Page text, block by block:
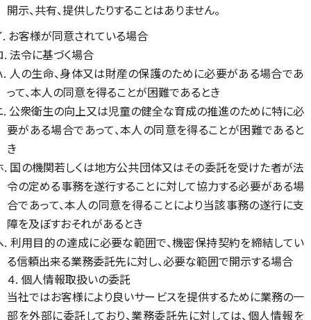
開示、共有、提供したりすることはありません。
. お客様が同意されている場合
. 法令に基づく場合
. 人の生命、身体又は財産の保護のために必要がある場合であ
って、本人の同意を得ることが困難であるとき
. 公衆衛生の向上又は児童の健全な育成の推進のために特に必
要がある場合であって、本人の同意を得ることが困難であると
き
. 国の機関若しくは地方公共団体又はその委託を受けた者が法
令の定める事務を遂行することに対して協力する必要がある場
合であって、本人の同意を得ることにより当該事務の遂行に支
障を及ぼすおそれがあるとき
. 利用目的の達成に必要な範囲で、機密保持契約を締結してい
る信頼出来る業務委託先に対し、必要な範囲で開示する場合
４. 個人情報取扱いの委託
当社ではお客様により良いサービスを提供するために業務の一
部を外部に委託しており、業務委託先に対しては、個人情報を